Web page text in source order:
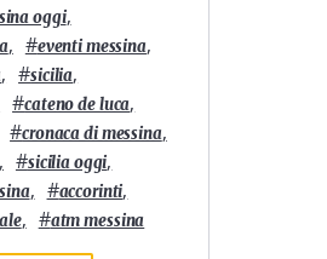
oggi,
, #eventi messina,
, #sicilia,
#cateno de luca,
#cronaca di messina,
#sicilia oggi,
, #accorinti,
, #atm messina